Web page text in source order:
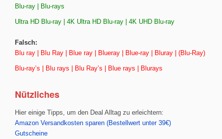
Blu-ray | Blu-rays
Ultra HD Blu-ray | 4K Ultra HD Blu-ray | 4K UHD Blu-ray
Falsch:
Blu ray | Blu Ray | Blue ray | Blueray | Blue-ray | Bluray | (Blu-Ray)
Blu-ray’s | Blu rays | Blu Ray’s | Blue rays | Blurays
Nützliches
Hier einige Tipps, um den Deal Alltag zu erleichtern:
Amazon Versandkosten sparen (Bestellwert unter 39€)
Gutscheine